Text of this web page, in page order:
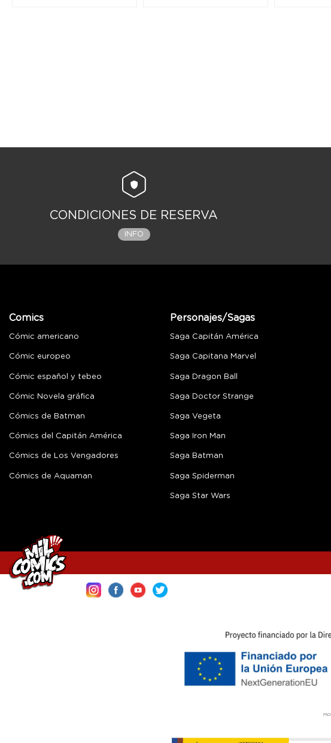
CONDICIONES DE RESERVA
INFO
Comics
Cómic americano
Cómic europeo
Cómic español y tebeo
Cómic Novela gráfica
Cómics de Batman
Cómics del Capitán América
Cómics de Los Vengadores
Cómics de Aquaman
Personajes/Sagas
Saga Capitán América
Saga Capitana Marvel
Saga Dragon Ball
Saga Doctor Strange
Saga Vegeta
Saga Iron Man
Saga Batman
Saga Spiderman
Saga Star Wars